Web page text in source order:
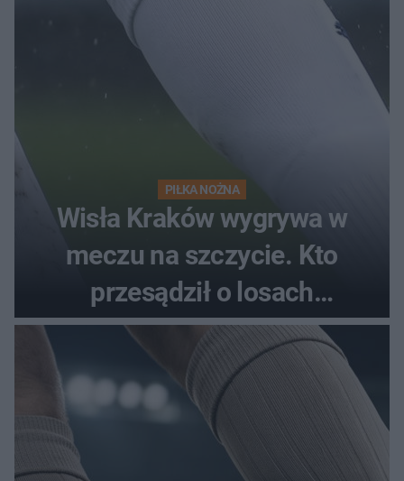
PIŁKA NOŻNA
Wisła Kraków wygrywa w
meczu na szczycie. Kto
przesądził o losach
spotkania?